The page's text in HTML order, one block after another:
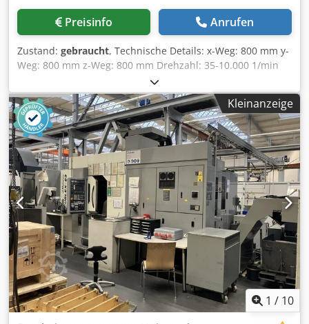
Preisinfo Anrufen
Zustand: gebraucht, Technische Details: x-Weg: 800 mm y-
Weg: 800 mm z-Weg: 800 mm Drehzahl: 35-10.000 1/min
Spindel: 37 / 30 kW Crsdpswix Hhefx Abbef Drehmoment
an der Spindel: 525 / 206 Nm Werkzeugaufnahme: BT 50
Eilgang: 60 m/min Werkzeugwechseleinrichtung: 160 Pos.
Palettengröße: 500 X 500 mm Steuerung: MAZATROL 640M
Nexus c-Achse: 0,001° x 360.000 Werkstückgewicht: 1.000
kg Werkstückhöhe - max.: 1.000 mm Störkreis: 900 mm 2
Horizontalbearbeitungszentren (HCN 6000-II + HCN 6000,
2005), verkettet mit 16-fach Palettenbahnhof MAZAK FMS 2
fach Palettenwechsler, Späneförderer, Kühlmittelanlage
mit IKZ, *
Kleinanzeige
1 / 10